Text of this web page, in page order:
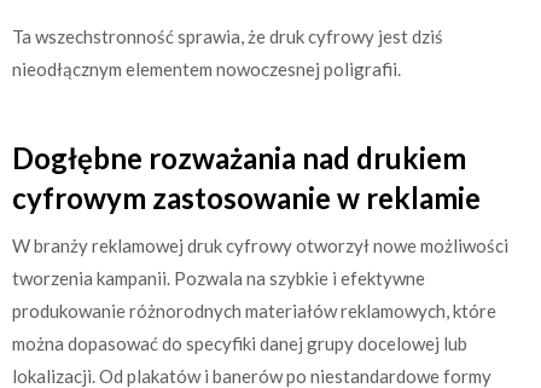
Ta wszechstronność sprawia, że druk cyfrowy jest dziś
nieodłącznym elementem nowoczesnej poligrafii.
Dogłębne rozważania nad drukiem
cyfrowym zastosowanie w reklamie
W branży reklamowej druk cyfrowy otworzył nowe możliwości
tworzenia kampanii. Pozwala na szybkie i efektywne
produkowanie różnorodnych materiałów reklamowych, które
można dopasować do specyfiki danej grupy docelowej lub
lokalizacji. Od plakatów i banerów po niestandardowe formy